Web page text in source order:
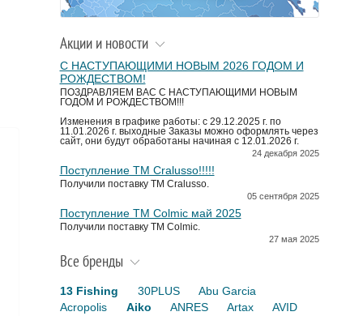
Акции и новости
С НАСТУПАЮЩИМИ НОВЫМ 2026 ГОДОМ И
РОЖДЕСТВОМ!
ПОЗДРАВЛЯЕМ ВАС С НАСТУПАЮЩИМИ НОВЫМ
ГОДОМ И РОЖДЕСТВОМ!!!
Изменения в графике работы: с 29.12.2025 г. по
11.01.2026 г. выходные Заказы можно оформлять через
сайт, они будут обработаны начиная с 12.01.2026 г.
24 декабря 2025
Поступление TM Cralusso!!!!!
Получили поставку ТМ Cralusso.
05 сентября 2025
Поступление TM Colmic май 2025
Получили поставку ТМ Colmic.
27 мая 2025
Все бренды
13 Fishing 30PLUS
Abu Garcia
Acropolis
Aiko ANRES Artax
AVID